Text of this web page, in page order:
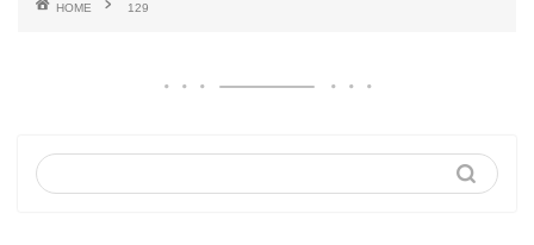
HOME 129